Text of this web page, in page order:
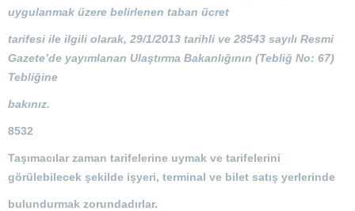
uygulanmak üzere belirlenen taban ücret
tarifesi ile ilgili olarak, 29/1/2013 tarihli ve 28543 sayılı Resmi
Gazete’de yayımlanan Ulaştırma Bakanlığının (Tebliğ No: 67)
Tebliğine
bakınız.
8532
Taşımacılar zaman tarifelerine uymak ve tarifelerini
görülebilecek şekilde işyeri, terminal ve bilet satış yerlerinde
bulundurmak zorundadırlar.